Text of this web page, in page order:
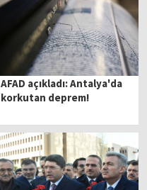
AFAD açıkladı: Antalya'da
korkutan deprem!